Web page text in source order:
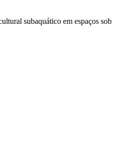
subaquático em espaços sob